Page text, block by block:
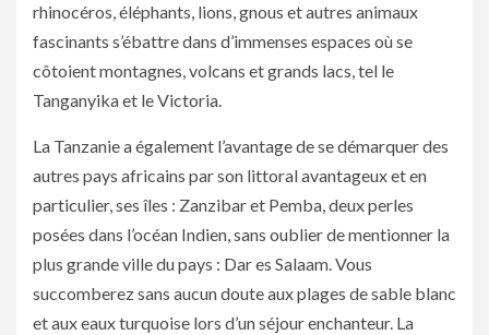
rhinocéros, éléphants, lions, gnous et autres animaux
fascinants s’ébattre dans d’immenses espaces où se
côtoient montagnes, volcans et grands lacs, tel le
Tanganyika et le Victoria.
La Tanzanie a également l’avantage de se démarquer des
autres pays africains par son littoral avantageux et en
particulier, ses îles : Zanzibar et Pemba, deux perles
posées dans l’océan Indien, sans oublier de mentionner la
plus grande ville du pays : Dar es Salaam. Vous
succomberez sans aucun doute aux plages de sable blanc
et aux eaux turquoise lors d’un séjour enchanteur. La